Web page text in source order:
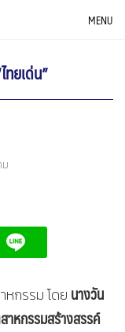
MENU
ทยเด่น”
กรรม โดย นางวัน
หกรรมสร้างสรรค์